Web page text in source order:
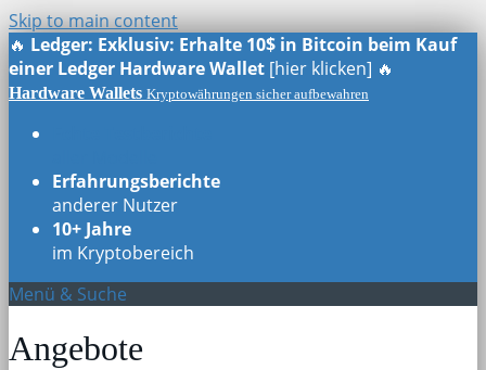
Skip to main content
🔥 Ledger: Exklusiv: Erhalte 10$ in Bitcoin beim Kauf
einer Ledger Hardware Wallet [hier klicken] 🔥
Hardware Wallets Kryptowährungen sicher aufbewahren
Erfahrungsberichte
anderer Nutzer
10+ Jahre
im Kryptobereich
Menü & Suche
Angebote